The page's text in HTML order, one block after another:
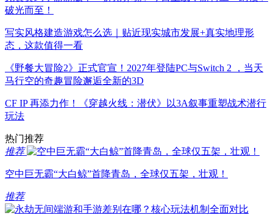
破光而至！
写实风格建造游戏怎么选｜贴近现实城市发展+真实地理形
态，这款值得一看
《野餐大冒险2》正式官宣！2027年登陆PC与Switch 2 ，当天
马行空的奇趣冒险邂逅全新的3D
CF IP 再添力作！《穿越火线：潜伏》以3A叙事重塑战术潜行
玩法
热门推荐
推荐
空中巨无霸“大白鲸”首降青岛，全球仅五架，壮观！
推荐